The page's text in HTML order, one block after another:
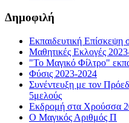
Δημοφιλή
Εκπαιδευτική Επίσκεψη
Μαθητικές Εκλογές
"Το Μαγικό Φίλτρο"
Φύσις 2023-2024
Συνέντευξη με τον
5μελούς
Εκδρομή στα Χρούσσα
Ο Μαγικός Αριθμός Π